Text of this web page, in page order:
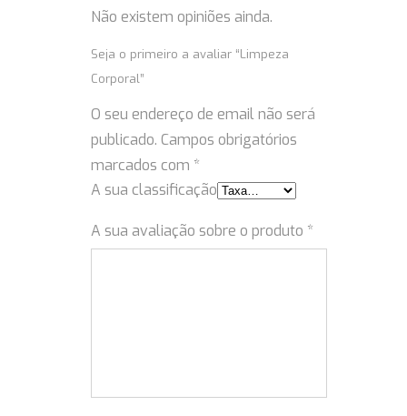
Não existem opiniões ainda.
Seja o primeiro a avaliar “Limpeza
Corporal”
O seu endereço de email não será
publicado. Campos obrigatórios
marcados com *
A sua classificação
A sua avaliação sobre o produto *